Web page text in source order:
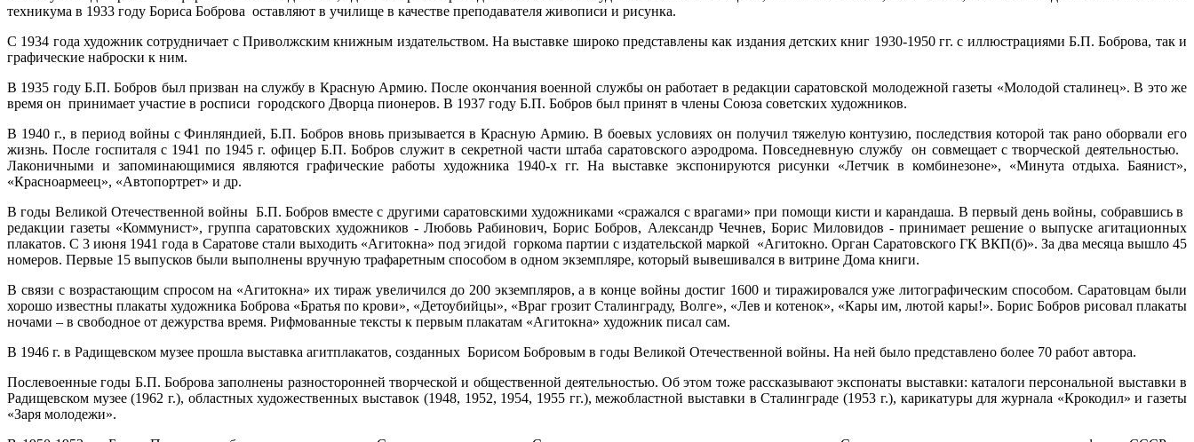
техникума в 1933 году Бориса Боброва оставляют в училище в качестве преподавателя живописи и рисунка.
С 1934 года художник сотрудничает с Приволжским книжным издательством. На выставке широко представлены как издания детских книг 1930-1950 гг. с иллюстрациями Б.П. Боброва, так и
графические наброски к ним.
В 1935 году Б.П. Бобров был призван на службу в Красную Армию. После окончания военной службы он работает в редакции саратовской молодежной газеты «Молодой сталинец». В это же
время он принимает участие в росписи городского Дворца пионеров. В 1937 году Б.П. Бобров был принят в члены Союза советских художников.
В 1940 г., в период войны с Финляндией, Б.П. Бобров вновь призывается в Красную Армию. В боевых условиях он получил тяжелую контузию, последствия которой так рано оборвали его
жизнь. После госпиталя с 1941 по 1945 г. офицер Б.П. Бобров служит в секретной части штаба саратовского аэродрома. Повседневную службу он совмещает с творческой деятельностью.
Лаконичными и запоминающимися являются графические работы художника 1940-х гг. На выставке экспонируются рисунки «Летчик в комбинезоне», «Минута отдыха. Баянист»,
«Красноармеец», «Автопортрет» и др.
В годы Великой Отечественной войны Б.П. Бобров вместе с другими саратовскими художниками «сражался с врагами» при помощи кисти и карандаша. В первый день войны, собравшись в
редакции газеты «Коммунист», группа саратовских художников - Любовь Рабинович, Борис Бобров, Александр Чечнев, Борис Миловидов - принимает решение о выпуске агитационных
плакатов. С 3 июня 1941 года в Саратове стали выходить «Агитокна» под эгидой горкома партии с издательской маркой «Агитокно. Орган Саратовского ГК ВКП(б)». За два месяца вышло 45
номеров. Первые 15 выпусков были выполнены вручную трафаретным способом в одном экземпляре, который вывешивался в витрине Дома книги.
В связи с возрастающим спросом на «Агитокна» их тираж увеличился до 200 экземпляров, а в конце войны достиг 1600 и тиражировался уже литографическим способом. Саратовцам были
хорошо известны плакаты художника Боброва «Братья по крови», «Детоубийцы», «Враг грозит Сталинграду, Волге», «Лев и котенок», «Кары им, лютой кары!». Борис Бобров рисовал плакаты
ночами – в свободное от дежурства время. Рифмованные тексты к первым плакатам «Агитокна» художник писал сам.
В 1946 г. в Радищевском музее прошла выставка агитплакатов, созданных Борисом Бобровым в годы Великой Отечественной войны. На ней было представлено более 70 работ автора.
Послевоенные годы Б.П. Боброва заполнены разносторонней творческой и общественной деятельностью. Об этом тоже рассказывают экспонаты выставки: каталоги персональной выставки в
Радищевском музее (1962 г.), областных художественных выставок (1948, 1952, 1954, 1955 гг.), межобластной выставки в Сталинграде (1953 г.), карикатуры для журнала «Крокодил» и газеты
«Заря молодежи».